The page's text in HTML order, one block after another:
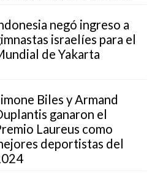
negó ingreso a
israelíes para el
de Yakarta
Biles y Armand
ganaron el
Laureus como
deportistas del